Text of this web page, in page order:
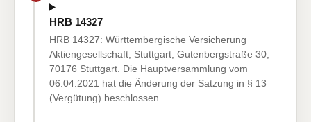
HRB 14327
HRB 14327: Württembergische Versicherung
Aktiengesellschaft, Stuttgart, Gutenbergstraße 30,
70176 Stuttgart. Die Hauptversammlung vom
06.04.2021 hat die Änderung der Satzung in § 13
(Vergütung) beschlossen.